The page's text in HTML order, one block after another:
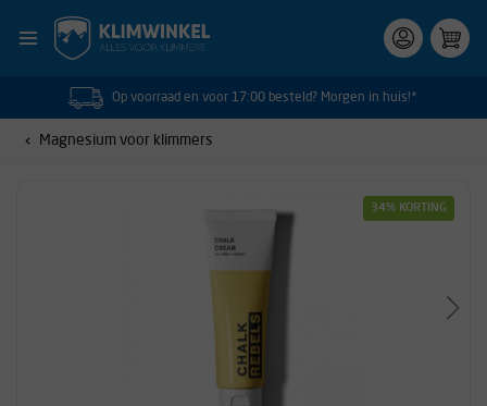
Op voorraad en voor 17:00 besteld? Morgen in huis!*
Magnesium voor klimmers
34% KORTING